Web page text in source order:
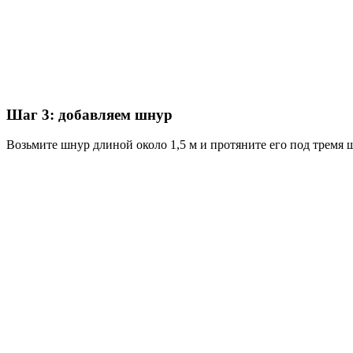
Шаг 3: добавляем шнур
Возьмите шнур длиной около 1,5 м и протяните его под тремя